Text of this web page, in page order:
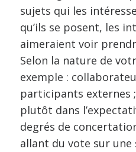
sujets qui les
qu’ils se posent, les
aimeraient voir
Selon la nature de
exemple :
participants externes
plutôt dans
degrés de
allant du vote sur